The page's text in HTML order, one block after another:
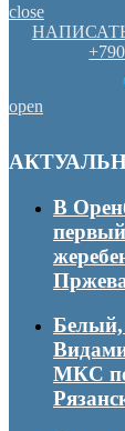
close
open
В
Белый,
МКС